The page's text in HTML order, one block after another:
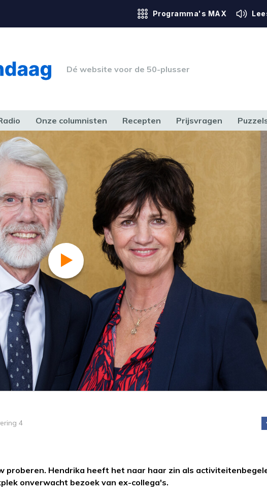
Programma's MAX
Dé website voor de 50-plusser
Onze columnisten Recepten Prijsvragen
GELD, WERK & RECHT
4
proberen. Hendrika heeft het naar haar zin als
onverwacht bezoek van ex-collega's.